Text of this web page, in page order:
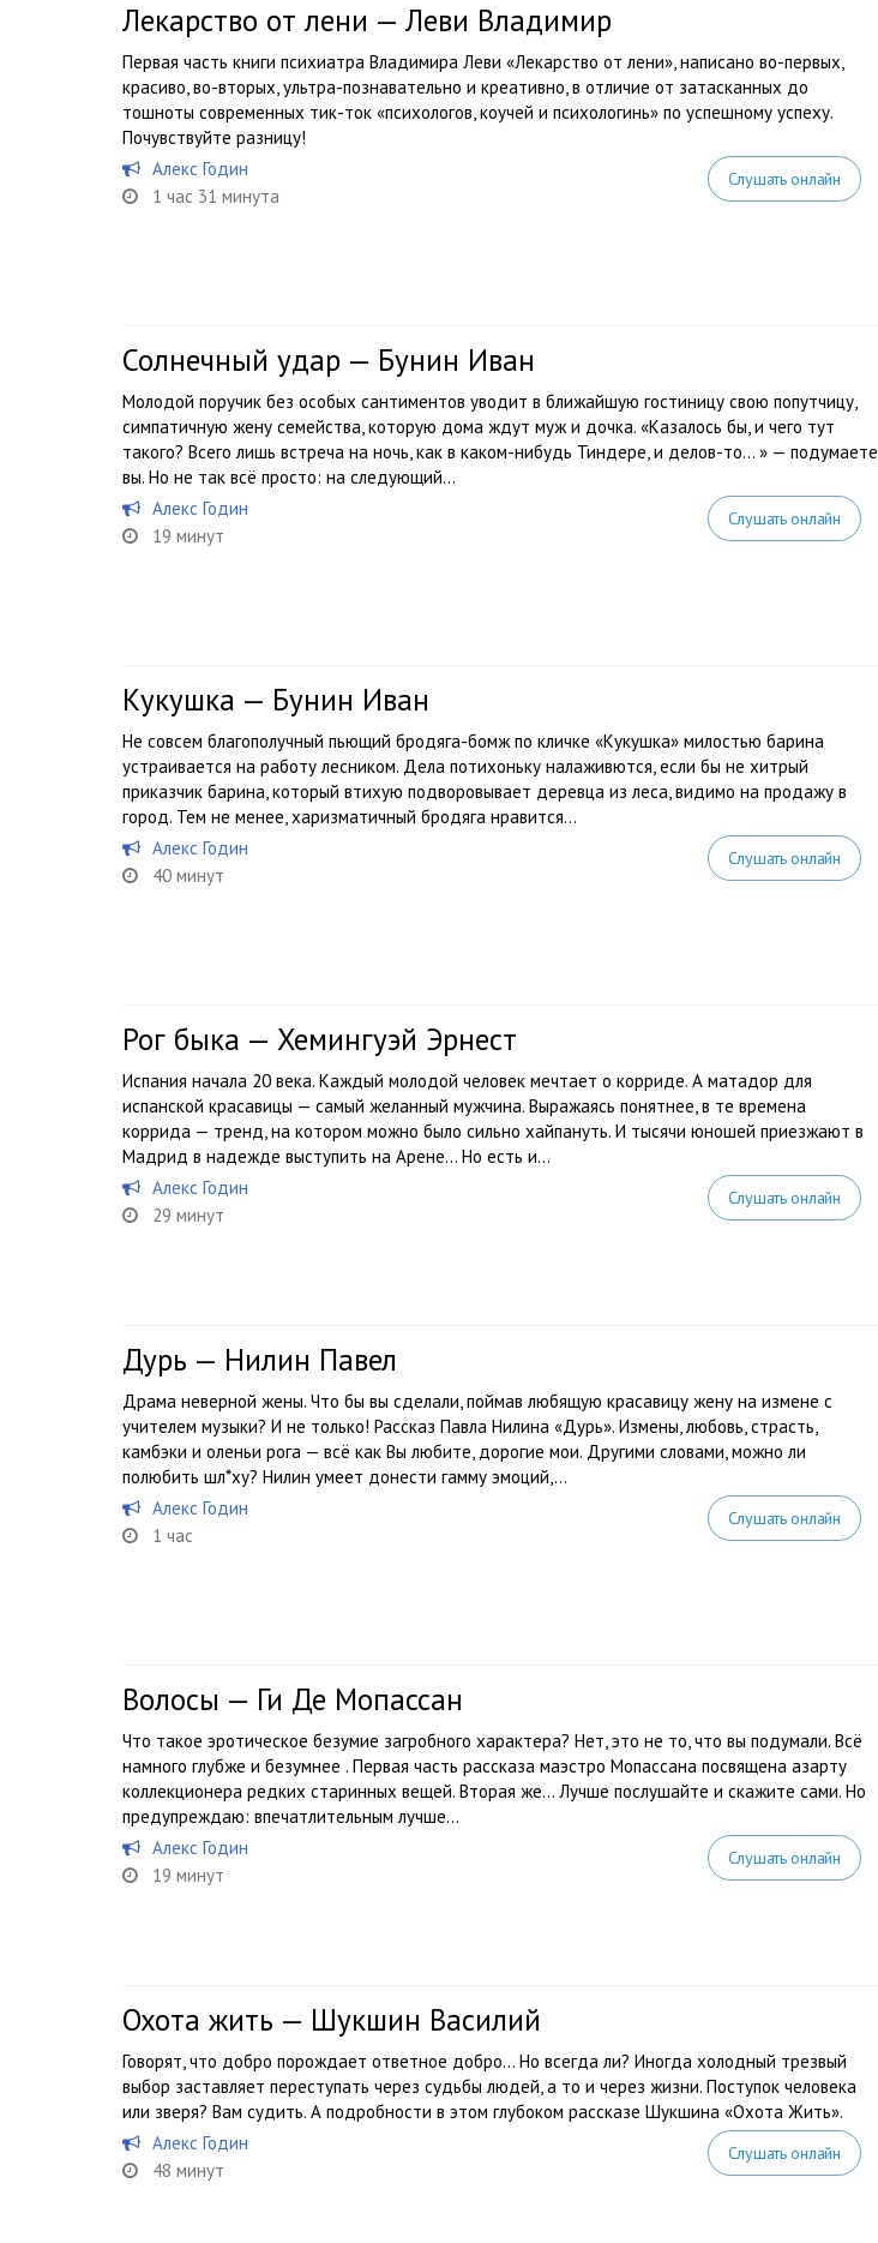
Лекарство от лени — Леви Владимир
Первая часть книги психиатра Владимира Леви «Лекарство от лени», написано во-первых,
красиво, во-вторых, ультра-познавательно и креативно, в отличие от затасканных до
тошноты современных тик-ток «психологов, коучей и психологинь» по успешному успеху.
Почувствуйте разницу!
Алекс Годин
1 час 31 минута
Слушать онлайн
Солнечный удар — Бунин Иван
Молодой поручик без особых сантиментов уводит в ближайшую гостиницу свою попутчицу,
симпатичную жену семейства, которую дома ждут муж и дочка. «Казалось бы, и чего тут
такого? Всего лишь встреча на ночь, как в каком-нибудь Тиндере, и делов-то… » — подумаете
вы. Но не так всё просто: на следующий...
Алекс Годин
19 минут
Слушать онлайн
Кукушка — Бунин Иван
Не совсем благополучный пьющий бродяга-бомж по кличке «Кукушка» милостью барина
устраивается на работу лесником. Дела потихоньку налаживются, если бы не хитрый
приказчик барина, который втихую подворовывает деревца из леса, видимо на продажу в
город. Тем не менее, харизматичный бродяга нравится...
Алекс Годин
40 минут
Слушать онлайн
Рог быка — Хемингуэй Эрнест
Испания начала 20 века. Каждый молодой человек мечтает о корриде. А матадор для
испанской красавицы — самый желанный мужчина. Выражаясь понятнее, в те времена
коррида — тренд, на котором можно было сильно хайпануть. И тысячи юношей приезжают в
Мадрид в надежде выступить на Арене… Но есть и...
Алекс Годин
29 минут
Слушать онлайн
Дурь — Нилин Павел
Драма неверной жены. Что бы вы сделали, поймав любящую красавицу жену на измене с
учителем музыки? И не только! Рассказ Павла Нилина «Дурь». Измены, любовь, страсть,
камбэки и оленьи рога — всё как Вы любите, дорогие мои. Другими словами, можно ли
полюбить шл*ху? Нилин умеет донести гамму эмоций,...
Алекс Годин
1 час
Слушать онлайн
Волосы — Ги Де Мопассан
Что такое эротическое безумие загробного характера? Нет, это не то, что вы подумали. Всё
намного глубже и безумнее . Первая часть рассказа маэстро Мопассана посвящена азарту
коллекционера редких старинных вещей. Вторая же… Лучше послушайте и скажите сами. Но
предупреждаю: впечатлительным лучше...
Алекс Годин
19 минут
Слушать онлайн
Охота жить — Шукшин Василий
Говорят, что добро порождает ответное добро… Но всегда ли? Иногда холодный трезвый
выбор заставляет переступать через судьбы людей, а то и через жизни. Поступок человека
или зверя? Вам судить. А подробности в этом глубоком рассказе Шукшина «Охота Жить».
Алекс Годин
48 минут
Слушать онлайн